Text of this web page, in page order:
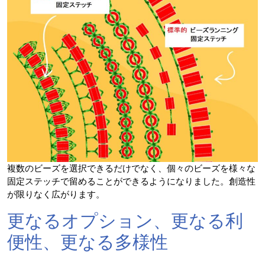
複数のビーズを選択できるだけでなく、個々のビーズを様々な
固定ステッチで留めることができるようになりました。創造性
が限りなく広がります。
更なるオプション、更なる利
便性、更なる多様性